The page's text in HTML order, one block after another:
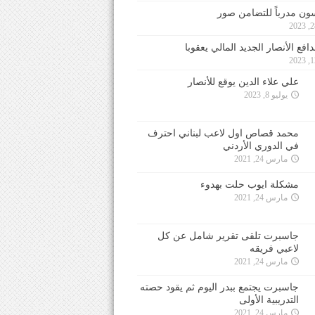
مدرباً للتضامن صور
الأنصار الجديد المالي يعقوبا
علي علاء الدين يوقع للأنصار
يوليو 8, 2023
محمد قصاص اول لاعب لبناني احترف
في الدوري الأردني
مارس 24, 2021
مشكلة ايوب حلت بهدوء
مارس 24, 2021
جاسبرت تلقى تقرير شامل عن كل
لاعبي فريقه
مارس 24, 2021
جاسبرت يجتمع ببدر اليوم ثم يقود حصته
التدريبية الأولى
مارس 24, 2021